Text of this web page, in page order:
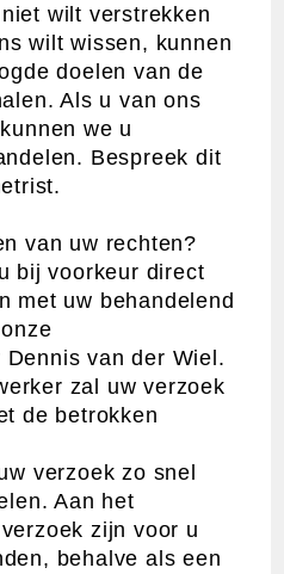
wilt verstrekken
wilt wissen, kunnen
doelen van de
Als u van ons
we u
Bespreek dit
van uw rechten?
bij voorkeur direct
met uw behandelend
van der Wiel.
zal uw verzoek
de betrokken
verzoek zo snel
Aan het
zijn voor u
behalve als een